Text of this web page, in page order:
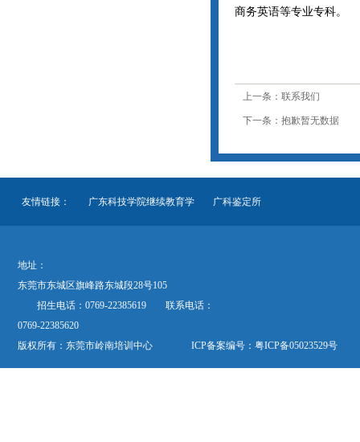
商务英语等专业专科。
上一条：联系我们
下一条：抱歉暂无数据
友情链接： 广东科技学院继续教育学 广科鉴定所
地址：
东莞市东城区旗峰路东城段28号105
招生电话：0769-22385619 联系电话：
0769-22385620
版权所有：东莞市岭南培训中心 ICP备案编号： 粤ICP备05023529号